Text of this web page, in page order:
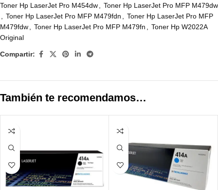
Toner Hp LaserJet Pro M454dw
Toner Hp LaserJet Pro MFP M479dw
Toner Hp LaserJet Pro MFP M479fdn
Toner Hp LaserJet Pro MFP
M479fdw
Toner Hp LaserJet Pro MFP M479fn
Toner Hp W2022A
Original
Compartir:
También te recomendamos…